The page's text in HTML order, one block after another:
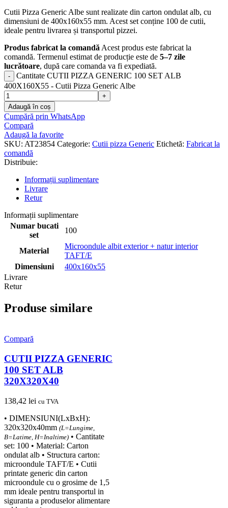
Cutii Pizza Generic Albe sunt realizate din carton ondulat alb, cu
dimensiuni de 400x160x55 mm. Acest set conține 100 de cutii,
ideale pentru livrarea și transportul pizzei.
Produs fabricat la comandăAcest produs este fabricat la
comandă. Termenul estimat de producție este de 5–7 zile
lucrătoare, după care comanda va fi expediată.
Cantitate CUTII PIZZA GENERIC 100 SET ALB
400X160X55 - Cutii Pizza Generic Albe
Adaugă în coș
Cumpără prin WhatsApp
Compară
Adaugă la favorite
SKU: AT23854 Categorie: Cutii pizza Generic Etichetă: Fabricat la
comandă
Distribuie:
Informații suplimentare
Livrare
Retur
Informații suplimentare
Numar bucati
set
100
Material
Microondule albit exterior + natur interior
TAFT/E
Dimensiuni
400x160x55
Livrare
Retur
Produse similare
Compară
CUTII PIZZA GENERIC
100 SET ALB
320X320X40
138,42 lei cu TVA
• DIMENSIUNI(LxBxH):
320x320x40mm (L=Lungime,
B=Latime, H=Inaltime) • Cantitate
set: 100 • Material: Carton
ondulat alb • Structura carton:
microondule TAFT/E • Cutii
printate generic din carton
microondule cu o grosime de 1,5
mm ideale pentru transportul in
siguranta a produselor alimentare